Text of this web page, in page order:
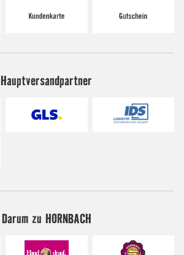
Hauptversandpartner
Darum zu HORNBACH